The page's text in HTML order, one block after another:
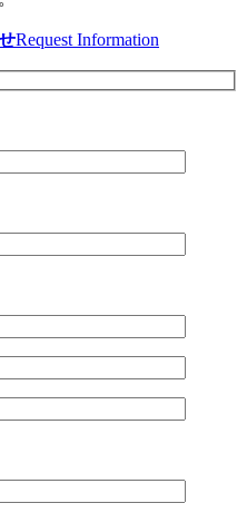
Request Information